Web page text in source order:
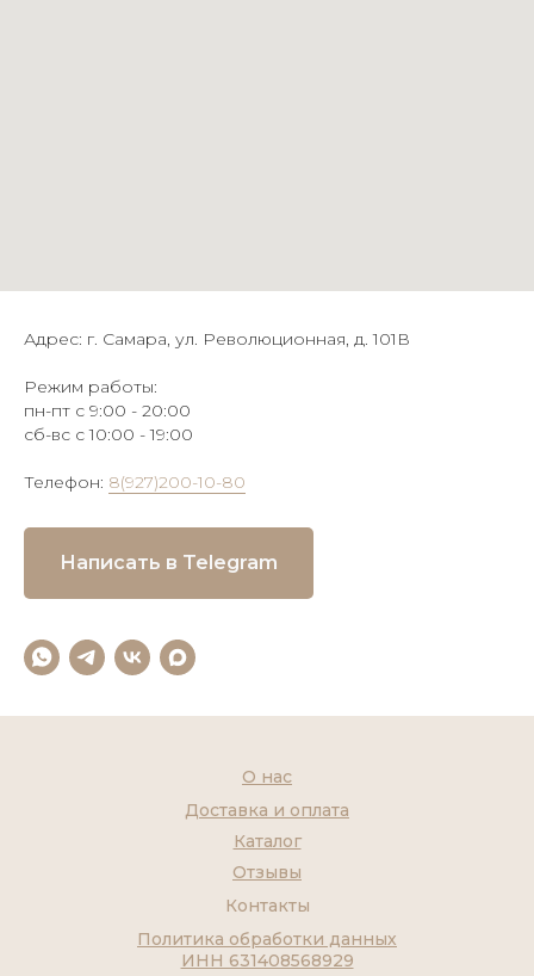
Адрес: г. Самара, ул. Революционная, д. 101В
Режим работы:
пн-пт с 9:00 - 20:00
сб-вс с 10:00 - 19:00
Телефон: 8(927)200-10-80
Написать в Telegram
Контакты
Каталог
О нас
Доставка и оплата
Отзывы
Политика обработки данных
ИНН 631408568929